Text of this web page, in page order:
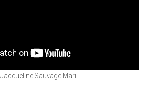
Jacqueline Sauvage Mari